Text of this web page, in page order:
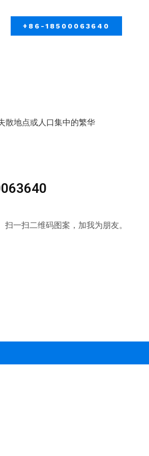
+86-18500063640
散地点或人口集中的繁华
扫一扫二维码图案，加我为朋友。